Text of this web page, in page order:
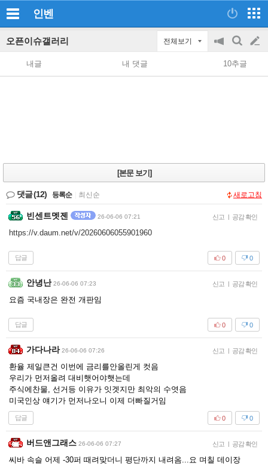
인벤
오픈이슈갤러리 전체보기
공
지
on/off
검
색
글
쓰
내글 내 댓글 10추글
[본문 보기]
댓글(12) 등록순 최신순 새로고침
빈센트멧젠 26-06-06 07:21 신고 | 공감 확인
https://v.daum.net/v/20260606055901960
답글 0
0
안녕난 26-06-06 07:23 신고 | 공감 확인
요즘 국내장은 완전 개판임
답글 0
0
가다나라 26-06-06 07:26 신고 | 공감 확인
환율 제일큰건 이번에 금리를안올린게 컷음
우리가 먼저올려 대비햇어야햇는데
주식에찬물, 선거등 이유가 잇겟지만 최악의 수엿음
미국인상 얘기가 먼저나오니 이제 더빠질거임
답글 0
0
버드앤그래스 26-06-06 07:27 신고 | 공감 확인
씨바 속슬 어제 -30퍼 때려맞더니 평단까지 내려옴...요 며칠 데이장